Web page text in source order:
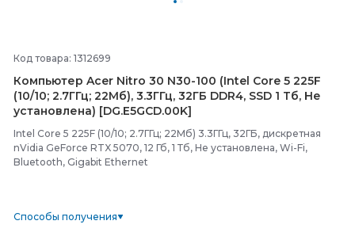
Код товара: 1312699
Компьютер Acer Nitro 30 N30-100 (Intel Core 5 225F
(10/10; 2.7ГГц; 22Мб), 3.3ГГц, 32ГБ DDR4, SSD 1 Тб, Не
установлена) [DG.E5GCD.00K]
Intel Core 5 225F (10/10; 2.7ГГц; 22Мб) 3.3ГГц, 32ГБ, дискретная
nVidia GeForce RTX 5070, 12 Гб, 1 Тб, Не установлена, Wi-Fi,
Bluetooth, Gigabit Ethernet
Способы получения